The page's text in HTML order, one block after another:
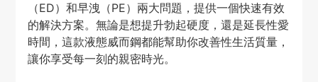
（ED）和早洩（PE）兩大問題，提供一個快速有效
的解決方案。無論是想提升勃起硬度，還是延長性愛
時間，這款液態威而鋼都能幫助你改善性生活質量，
讓你享受每一刻的親密時光。